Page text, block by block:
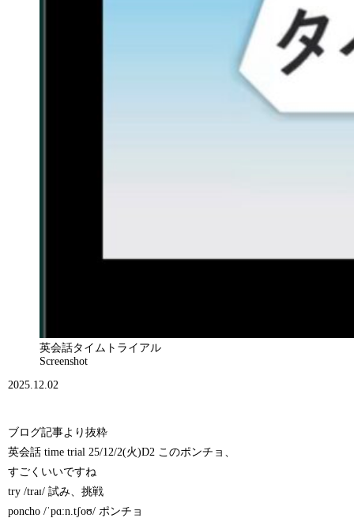
英会話タイムトライアル
Screenshot
2025.12.02
ブログ記事より抜粋
英会話 time trial 25/12/2(火)D2 このポンチョ、
すごくいいですね
try /traɪ/ 試み、挑戦
poncho /ˈpɑːn.tʃoʊ/ ポンチョ